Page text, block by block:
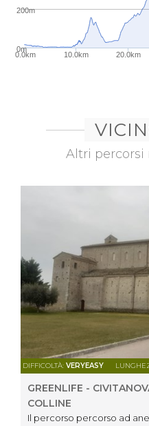
0.0km 10.0km 20.0km
0m
200m
Altri percorsi
DIFFICOLTÀ: VERYEASY
GREENLIFE -
COLLINE
Il percorso percorso ad